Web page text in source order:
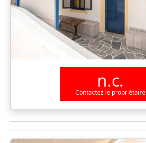
n.c.
Contactez le propriétaire